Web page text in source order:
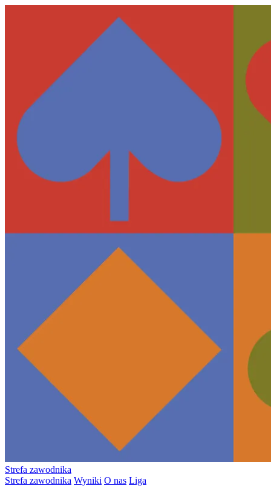
Strefa zawodnika
Strefa zawodnika Wyniki O nas Liga